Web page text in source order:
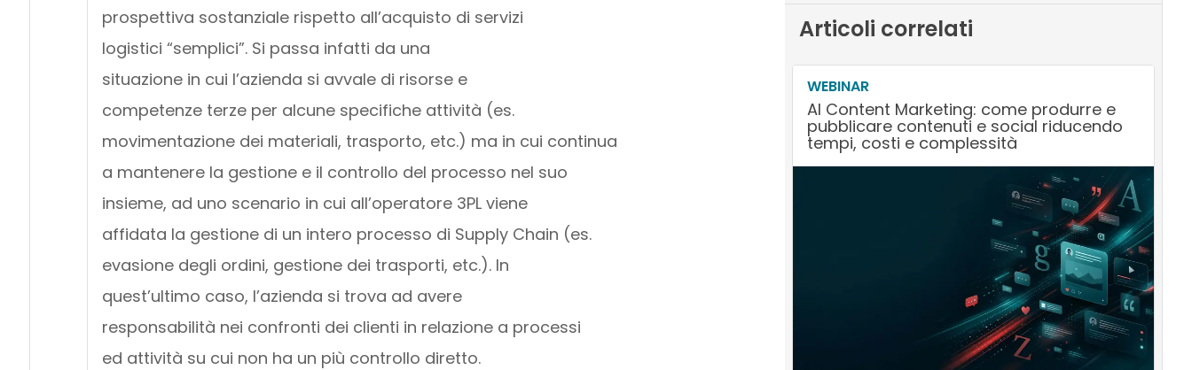
prospettiva sostanziale rispetto all’acquisto di servizi
logistici “semplici”. Si passa infatti da una
situazione in cui l’azienda si avvale di risorse e
competenze terze per alcune specifiche attività (es.
movimentazione dei materiali, trasporto, etc.) ma in cui continua
a mantenere la gestione e il controllo del processo nel suo
insieme, ad uno scenario in cui all’operatore 3PL viene
affidata la gestione di un intero processo di Supply Chain (es.
evasione degli ordini, gestione dei trasporti, etc.). In
quest’ultimo caso, l’azienda si trova ad avere
responsabilità nei confronti dei clienti in relazione a processi
ed attività su cui non ha un più controllo diretto.
Articoli correlati
WEBINAR
AI Content Marketing: come produrre e
pubblicare contenuti e social riducendo
tempi, costi e complessità